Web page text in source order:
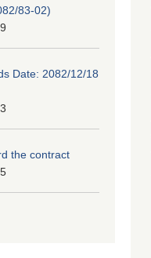
83-02)
Date: 2082/12/18
the contract